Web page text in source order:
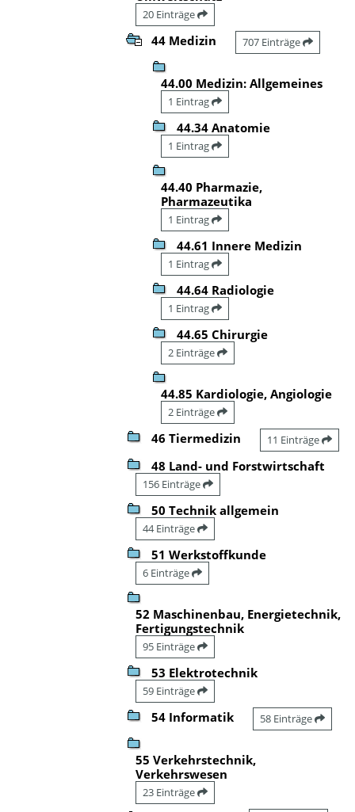
20 Einträge
44 Medizin 707 Einträge
44.00 Medizin: Allgemeines
1 Eintrag
44.34 Anatomie
1 Eintrag
44.40 Pharmazie,
Pharmazeutika
1 Eintrag
44.61 Innere Medizin
1 Eintrag
44.64 Radiologie
1 Eintrag
44.65 Chirurgie
2 Einträge
44.85 Kardiologie, Angiologie
2 Einträge
46 Tiermedizin 11 Einträge
48 Land- und Forstwirtschaft
156 Einträge
50 Technik allgemein
44 Einträge
51 Werkstoffkunde
6 Einträge
52 Maschinenbau, Energietechnik,
Fertigungstechnik
95 Einträge
53 Elektrotechnik
59 Einträge
54 Informatik 58 Einträge
55 Verkehrstechnik,
Verkehrswesen
23 Einträge